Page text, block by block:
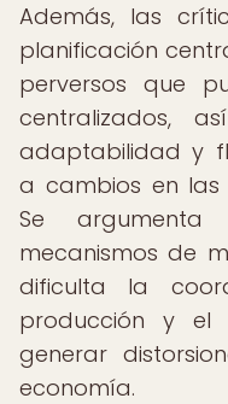
Además, las
planificación
perversos que
centralizados,
adaptabilidad y
a cambios en las
Se
mecanismos de
dificulta la
producción y el
generar
economía.